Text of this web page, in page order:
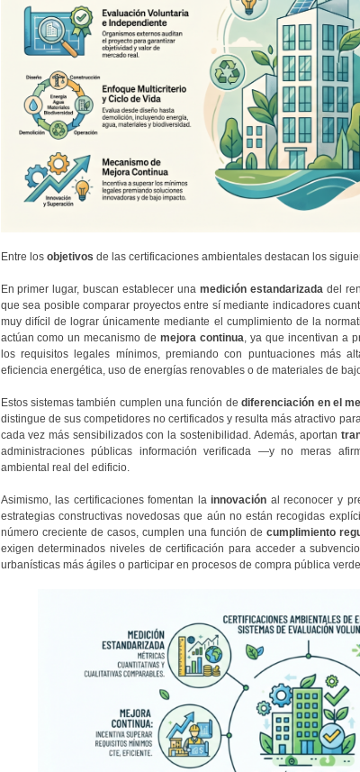
Entre los objetivos de las certificaciones ambientales destacan los
En primer lugar, buscan establecer una medición estandarizada del
que sea posible comparar proyectos entre sí mediante indicadores
muy difícil de lograr únicamente mediante el cumplimiento de la
actúan como un mecanismo demejora continua , ya que incentivan a
los requisitos legales mínimos, premiando con puntuaciones más
eficiencia energética, uso de energías renovables o de materiales de
Estos sistemas también cumplen una función dediferenciación en el
distingue de sus competidores no certificados y resulta más atractivo
cada vez más sensibilizados con la sostenibilidad. Además, aportan
administraciones públicas información verificada —y no meras
ambiental real del edificio.
Asimismo, las certificaciones fomentan lainnovación al reconocer y
estrategias constructivas novedosas que aún no están recogidas
número creciente de casos, cumplen una función de cumplimiento
exigen determinados niveles de certificación para acceder a
urbanísticas más ágiles o participar en procesos de compra pública verde.